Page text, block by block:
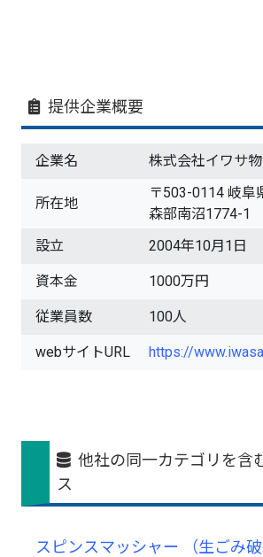
提供企業概要
企業名 株式会社イワサ
所在地
〒503-0114 岐阜
森部南沼1774-1
設立
2004年10月1日
資本金 1000万円
従業員数 100人
webサイトURL https://
他社の同一カテゴリを含
ス
スピンスマッシャー （生ごみ